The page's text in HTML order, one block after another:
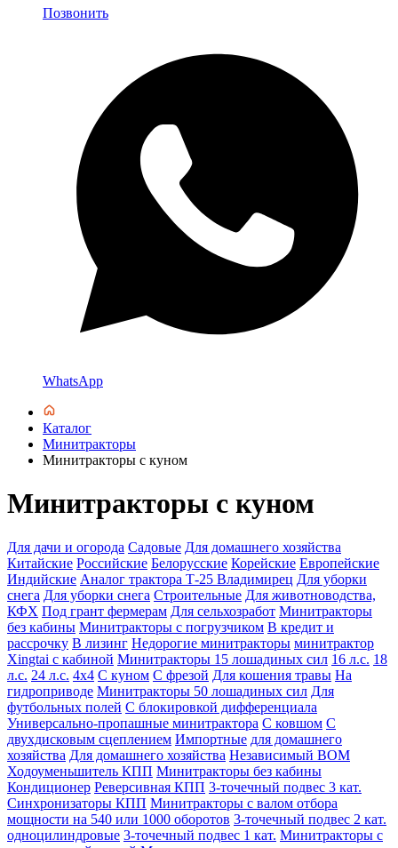
Позвонить
WhatsApp
Каталог
Минитракторы
Минитракторы с куном
Минитракторы с куном
Для дачи и огорода Садовые Для домашнего хозяйства
Китайские Российские Белорусские Корейские Европейские
Индийские Аналог трактора Т-25 Владимирец Для уборки
снега Для уборки снега Строительные Для животноводства,
КФХ Под грант фермерам Для сельхозработ Минитракторы
без кабины Минитракторы с погрузчиком В кредит и
рассрочку В лизинг Недорогие минитракторы минитрактор
Xingtai с кабиной Минитракторы 15 лошадиных сил 16 л.с. 18
л.с. 24 л.с. 4х4 С куном С фрезой Для кошения травы На
гидроприводе Минитракторы 50 лошадиных сил Для
футбольных полей С блокировкой дифференциала
Универсально-пропашные минитрактора С ковшом С
двухдисковым сцеплением Импортные для домашнего
хозяйства Для домашнего хозяйства Независимый ВОМ
Ходоуменьшитель КПП Минитракторы без кабины
Кондиционер Реверсивная КПП 3-точечный подвес 3 кат.
Синхронизаторы КПП Минитракторы с валом отбора
мощности на 540 или 1000 оборотов 3-точечный подвес 2 кат.
одноцилиндровые 3-точечный подвес 1 кат. Минитракторы с